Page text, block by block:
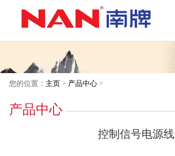
您的位置： 主页 > 产品中心 >
产品中心
控制信号电源线